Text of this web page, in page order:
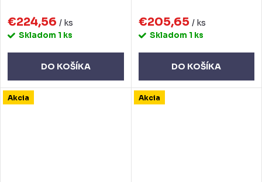
€224,56 / ks
Skladom 1 ks
DO KOŠÍKA
€205,65 / ks
Skladom 1 ks
DO KOŠÍKA
Akcia Akcia